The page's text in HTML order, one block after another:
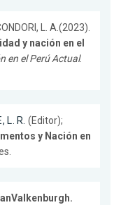
L. A.(2023).
y nación en el
en el Perú Actual.
L. R. (Editor);
y Nación en